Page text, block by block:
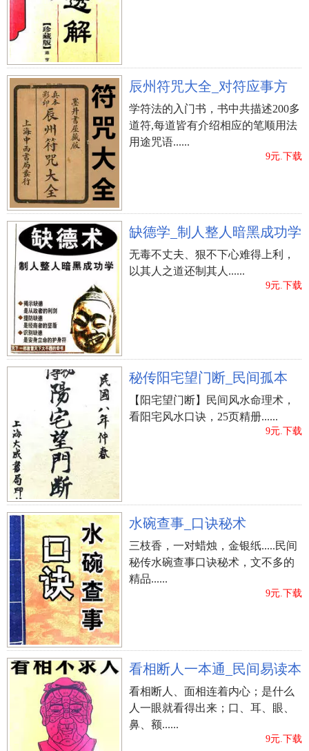
辰州符咒大全_对符应事方
学符法的入门书，书中共描述200多
道符,每道皆有介绍相应的笔顺用法
用途咒语......
9元.下载
缺德学_制人整人暗黑成功学
无毒不丈夫、狠不下心难得上利，
以其人之道还制其人......
9元.下载
秘传阳宅望门断_民间孤本
【阳宅望门断】民间风水命理术，
看阳宅风水口诀，25页精册......
9元.下载
水碗查事_口诀秘术
三枝香，一对蜡烛，金银纸.....民间
秘传水碗查事口诀秘术，文不多的
精品......
9元.下载
看相断人一本通_民间易读本
看相断人、面相连着内心；是什么
人一眼就看得出来；口、耳、眼、
鼻、额......
9元.下载